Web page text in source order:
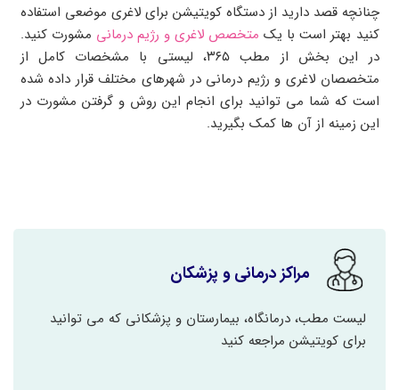
چنانچه قصد دارید از دستگاه کویتیشن برای لاغری موضعی استفاده
کنید بهتر است با یک متخصص لاغری و رژیم درمانی مشورت کنید.
در این بخش از مطب ۳۶۵، لیستی با مشخصات کامل از
متخصصان لاغری و رژیم درمانی در شهرهای مختلف قرار داده شده
است که شما می توانید برای انجام این روش و گرفتن مشورت در
این زمینه از آن ها کمک بگیرید.
مراکز درمانی و پزشکان
لیست مطب، درمانگاه، بیمارستان و پزشکانی که می توانید
برای کویتیشن مراجعه کنید